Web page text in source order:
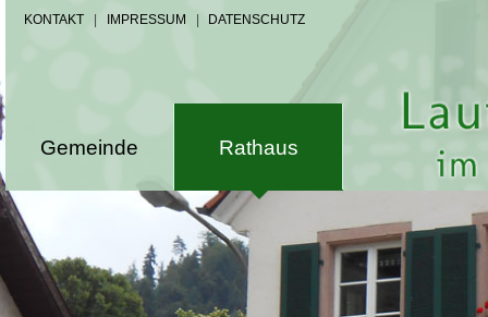
KONTAKT IMPRESSUM DATENSCHUTZ
Gemeinde Rathaus